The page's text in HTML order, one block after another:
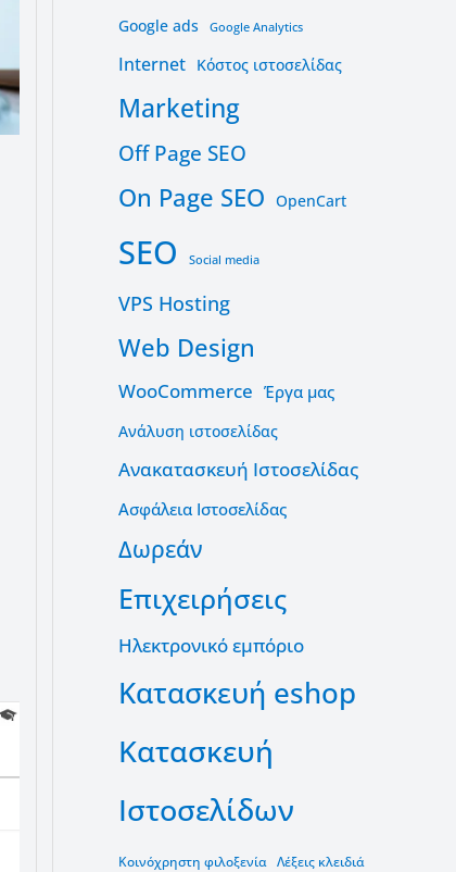
Google ads Google Analytics
Internet Kόστος ιστοσελίδας
Marketing
Off Page SEO
On Page SEO OpenCart
SEO Social media
VPS Hosting
Web Design
WooCommerce Έργα μας
Ανάλυση ιστοσελίδας
Ανακατασκευή Ιστοσελίδας
Ασφάλεια Ιστοσελίδας
Δωρεάν
Επιχειρήσεις
Ηλεκτρονικό εμπόριο
Κατασκευή eshop
Κατασκευή
Ιστοσελίδων
Κοινόχρηστη φιλοξενία Λέξεις κλειδιά